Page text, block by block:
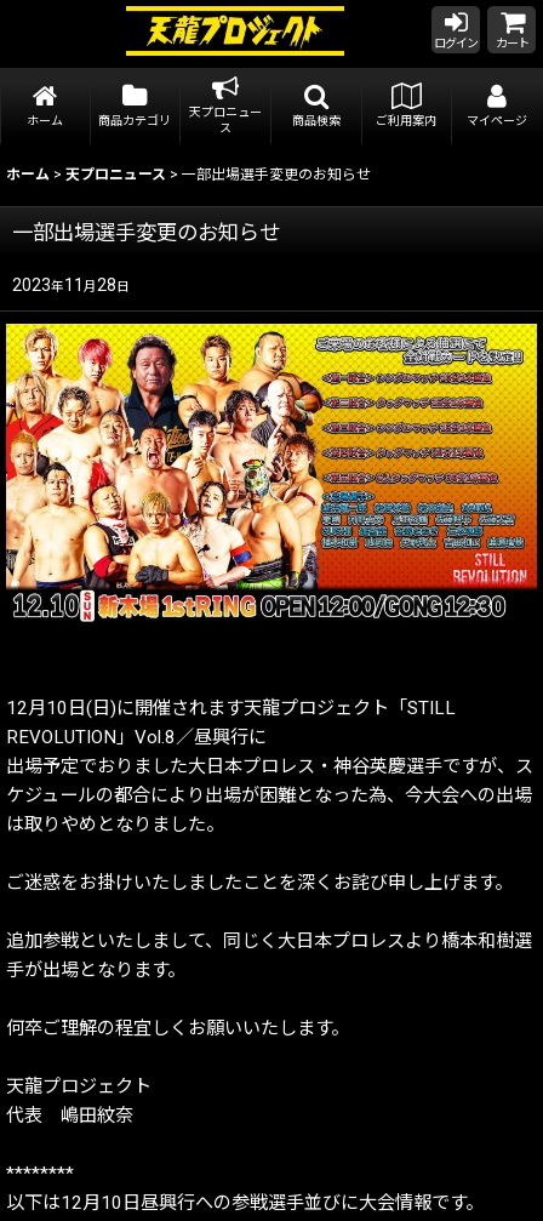
ログイン カート
ホーム 商品カテゴリ
天プロニュー
ス
商品検索 ご利用案内 マイページ
ホーム > 天プロニュース > 一部出場選手変更のお知らせ
一部出場選手変更のお知らせ
2023年11 月 28 日
12月10日(日)に開催されます天龍プロジェクト「STILL
REVOLUTION」Vol.8／昼興行に
出場予定でおりました大日本プロレス・神谷英慶選手ですが、ス
ケジュールの都合により出場が困難となった為、今大会への出場
は取りやめとなりました。
ご迷惑をお掛けいたしましたことを深くお詫び申し上げます。
追加参戦といたしまして、同じく大日本プロレスより橋本和樹選
手が出場となります。
何卒ご理解の程宜しくお願いいたします。
天龍プロジェクト
代表 嶋田紋奈
********
以下は12月10日昼興行への参戦選手並びに大会情報です。